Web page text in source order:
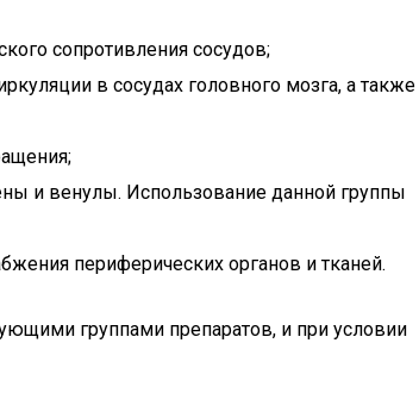
сопротивления сосудов;
в сосудах головного мозга, а также
и венулы. Использование данной группы
периферических органов и тканей.
группами препаратов, и при условии